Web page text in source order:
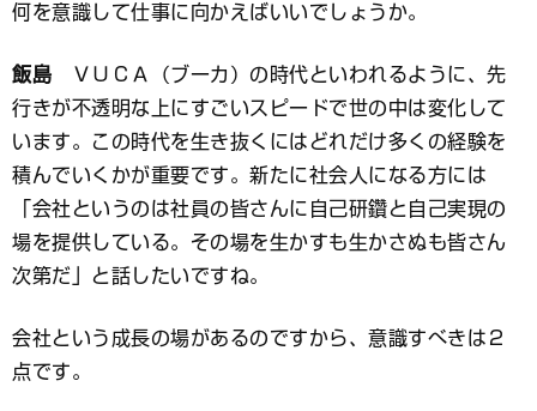
何を意識して仕事に向かえばいいでしょうか。
飯島 ＶＵＣＡ（ブーカ）の時代といわれるように、先
行きが不透明な上にすごいスピードで世の中は変化して
います。この時代を生き抜くにはどれだけ多くの経験を
積んでいくかが重要です。新たに社会人になる方には
「会社というのは社員の皆さんに自己研鑽と自己実現の
場を提供している。その場を生かすも生かさぬも皆さん
次第だ」と話したいですね。
会社という成長の場があるのですから、意識すべきは２
点です。